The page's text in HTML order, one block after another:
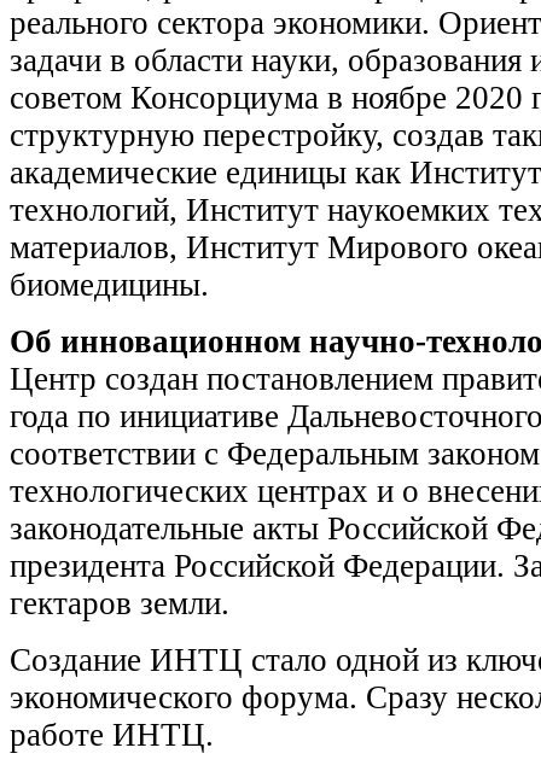
реального сектора экономики.
задачи в области науки,
советом Консорциума в ноябре 2020
структурную перестройку, создав
академические единицы как
технологий, Институт наукоемких
материалов, Институт Мирового
биомедицины.
Об инновационном научно-
Центр создан постановлением
года по инициативе
соответствии с Федеральным
технологических центрах и о
законодательные акты Российской
президента Российской Федерации.
гектаров земли.
Создание ИНТЦ стало одной из
экономического форума. Сразу
работе ИНТЦ.